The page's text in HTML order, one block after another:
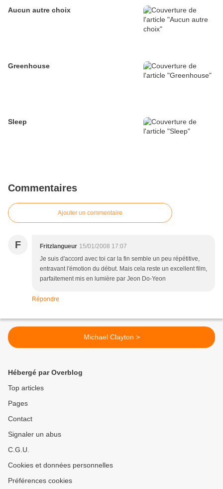
Aucun autre choix
Greenhouse
Sleep
Commentaires
Ajouter un commentaire
F Fritzlangueur 15/01/2008 17:07
Je suis d'accord avec toi car la fin semble un peu répétitive,
entravant l'émotion du début. Mais cela reste un excellent film,
parfaitement mis en lumière par Jeon Do-Yeon
Répondre
Michael Clayton >
Hébergé par Overblog
Top articles
Pages
Contact
Signaler un abus
C.G.U.
Cookies et données personnelles
Préférences cookies